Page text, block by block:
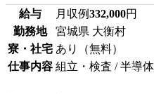
給与 月収例332,000円
勤務地
宮城県 大衡村
寮・社宅 あり（無料）
仕事内容 組立・検査 / 半導